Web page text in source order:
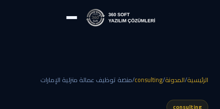
الرئيسية/المدونة/
consulting
/منصة توظيف عمالة منزلية الإمارات